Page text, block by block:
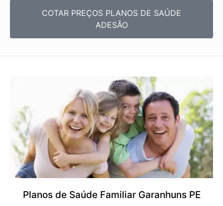
COTAR PREÇOS PLANOS DE SAÚDE
ADESÃO
Planos de Saúde Familiar Garanhuns PE